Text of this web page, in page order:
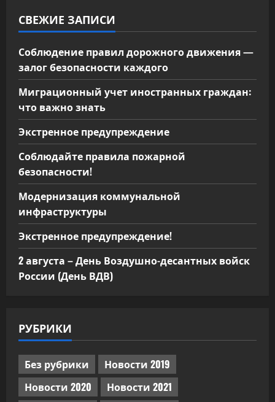
СВЕЖИЕ ЗАПИСИ
Соблюдение правил дорожного движения —
залог безопасности каждого
Миграционный учет иностранных граждан:
что важно знать
Экстренное предупреждение
Соблюдайте правила пожарной
безопасности!
Модернизация коммунальной
инфраструктуры
Экстренное предупреждение!
2 августа – День Воздушно-десантных войск
России (День ВДВ)
РУБРИКИ
Без рубрики
Новости 2019
Новости 2020
Новости 2021